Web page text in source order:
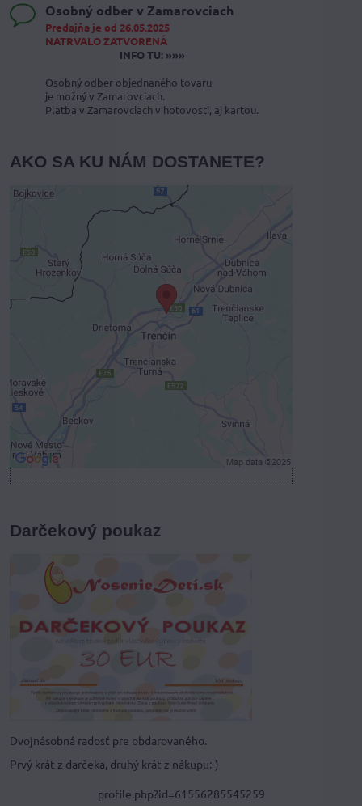
Osobný odber v Zamarovciach
Predajňa je od 26.05.2025
NATRVALO ZATVORENÁ
INFO TU: »»»
Osobný odber objednaného tovaru
je možný v Zamarovciach.
Platba v Zamarovciach v hotovosti, aj kartou.
AKO SA KU NÁM DOSTANETE?
Externý obsah je blokovaný
Voľbami súkromia
Prajete si načítať externý obsah?
Povoliť tentokrát
Povoliť a zapamätať - súhlas s druhom
cookie: Funkčné
Darčekový poukaz
Dvojnásobná radosť pre obdarovaného.
Prvý krát z darčeka, druhý krát z nákupu:-)
profile.php?id=61556285545259